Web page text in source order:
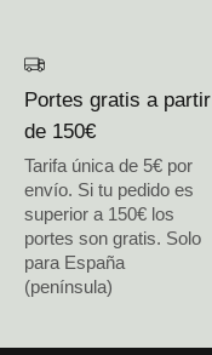
Portes gratis a partir
de 150€
Tarifa única de 5€ por
envío. Si tu pedido es
superior a 150€ los
portes son gratis. Solo
para España
(península)